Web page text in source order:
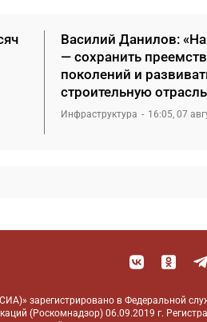
Василий Данилов:
— сохранить
поколений и
строительную
Инфраструктура 16:05, 07
зарегистрировано в Федеральной
(Роскомнадзор) 06.09.2019 г.